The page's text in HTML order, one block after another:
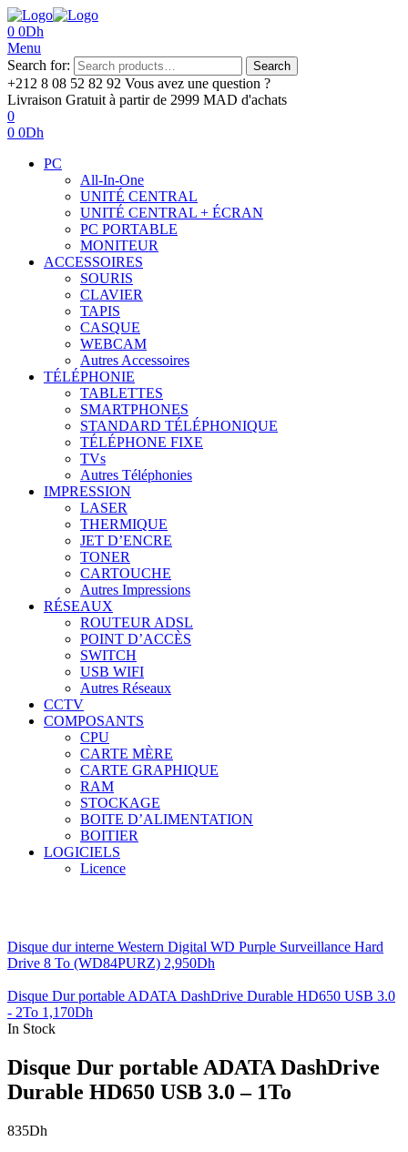
0 0Dh
Menu
Search for:
Search
+212 8 08 52 82 92‬ Vous avez une question ?
Livraison Gratuit à partir de 2999 MAD d'achats
0
0 0Dh
PC
All-In-One
UNITÉ CENTRAL
UNITÉ CENTRAL + ÉCRAN
PC PORTABLE
MONITEUR
ACCESSOIRES
SOURIS
CLAVIER
TAPIS
CASQUE
WEBCAM
Autres Accessoires
TÉLÉPHONIE
TABLETTES
SMARTPHONES
STANDARD TÉLÉPHONIQUE
TÉLÉPHONE FIXE
TVs
Autres Téléphonies
IMPRESSION
LASER
THERMIQUE
JET D’ENCRE
TONER
CARTOUCHE
Autres Impressions
RÉSEAUX
ROUTEUR ADSL
POINT D’ACCÈS
SWITCH
USB WIFI
Autres Réseaux
CCTV
COMPOSANTS
CPU
CARTE MÈRE
CARTE GRAPHIQUE
RAM
STOCKAGE
BOITE D’ALIMENTATION
BOITIER
LOGICIELS
Licence
Disque dur interne Western Digital WD Purple Surveillance Hard
Drive 8 To (WD84PURZ) 2,950Dh
Disque Dur portable ADATA DashDrive Durable HD650 USB 3.0
- 2To 1,170Dh
In Stock
Disque Dur portable ADATA DashDrive
Durable HD650 USB 3.0 – 1To
835Dh